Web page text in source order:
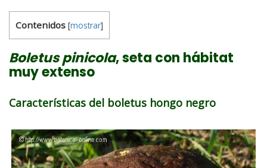
Contenidos [mostrar]
Boletus pinicola, seta con hábitat
muy extenso
Características del boletus hongo negro